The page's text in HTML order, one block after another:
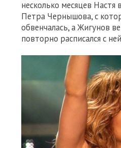
несколько месяцев Настя
Петра Чернышова, с
обвенчалась, а Жигунов
повторно расписался с